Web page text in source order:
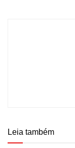
Leia também